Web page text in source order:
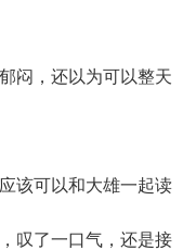
，还以为可以整天
可以和大雄一起读
叹了一口气，还是接